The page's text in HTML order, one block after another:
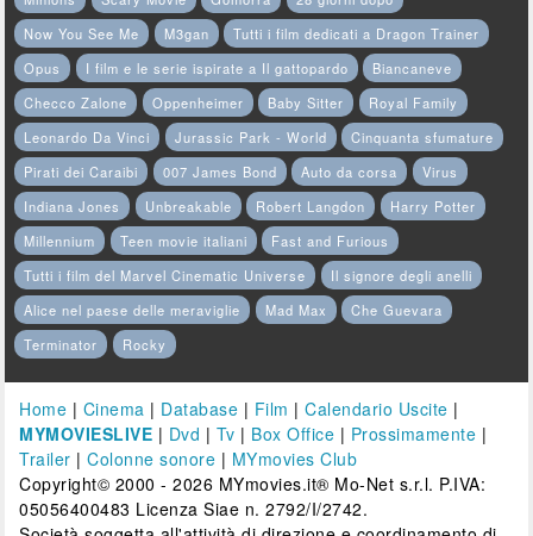
Now You See Me
M3gan
Tutti i film dedicati a Dragon Trainer
Opus
I film e le serie ispirate a Il gattopardo
Biancaneve
Checco Zalone
Oppenheimer Baby Sitter
Royal Family
Leonardo Da Vinci
Jurassic Park - World
Cinquanta sfumature
Pirati dei Caraibi
007 James Bond Auto da corsa
Virus
Indiana Jones
Unbreakable Robert Langdon
Harry Potter
Millennium
Teen movie italiani
Fast and Furious
Tutti i film del Marvel Cinematic Universe
Il signore degli anelli
Alice nel paese delle meraviglie
Mad Max
Che Guevara
Terminator
Rocky
Home | Cinema | Database | Film |Calendario Uscite |
MYMOVIESLIVE | Dvd | Tv | Box Office | Prossimamente |
Trailer |Colonne sonore | MYmovies Club
Copyright© 2000 - 2026 MYmovies.it® Mo-Net s.r.l. P.IVA:
05056400483 Licenza Siae n. 2792/I/2742.